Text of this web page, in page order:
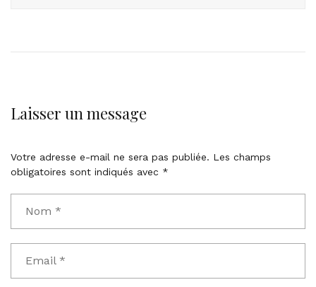
Laisser un message
Votre adresse e-mail ne sera pas publiée. Les champs
obligatoires sont indiqués avec *